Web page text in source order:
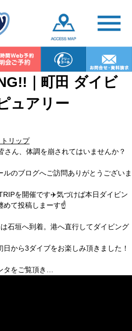
｜町田 ダイビ
ュアリー
リップ
さん、体調を崩されてはいませんか？
のブログへご訪問ありがとうございま
を開催です✈️気づけば本日ダイビン
めて投稿しまーす☝️
石垣へ到着。港へ直行してダイビング
から3ダイブをお楽しみ頂きました！
タをご覧頂き…